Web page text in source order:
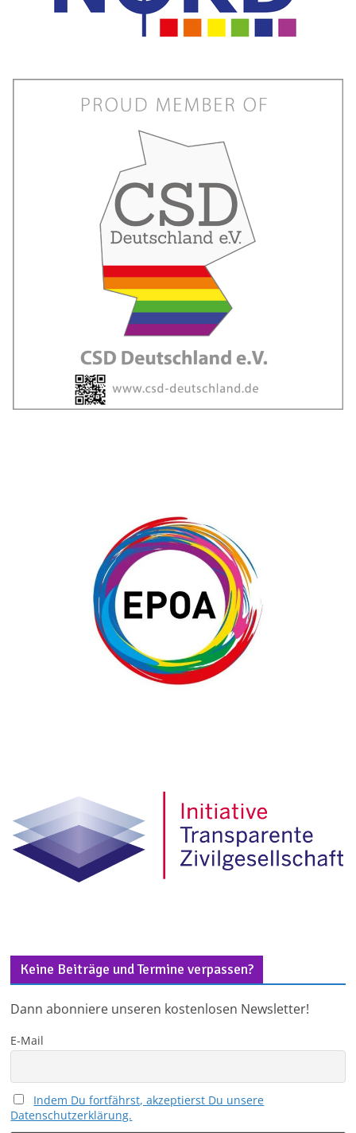
Keine Beiträge und Termine verpassen?
Dann abonniere unseren kostenlosen Newsletter!
E-Mail
Indem Du fortfährst, akzeptierst Du unsere
Datenschutzerklärung.